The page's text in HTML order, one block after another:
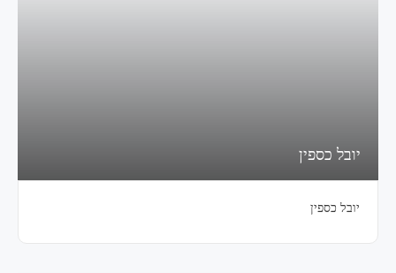
יובל כספין
יובל כספין